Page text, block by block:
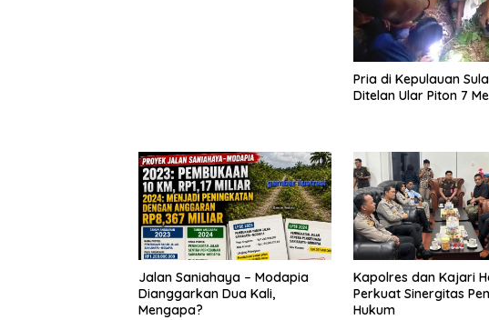
Pria di Kepulauan
Ditelan Ular Piton 7
Jalan Saniahaya – Modapia
Dianggarkan Dua Kali,
Mengapa?
Kapolres dan Kajari
Perkuat Sinergitas
Hukum